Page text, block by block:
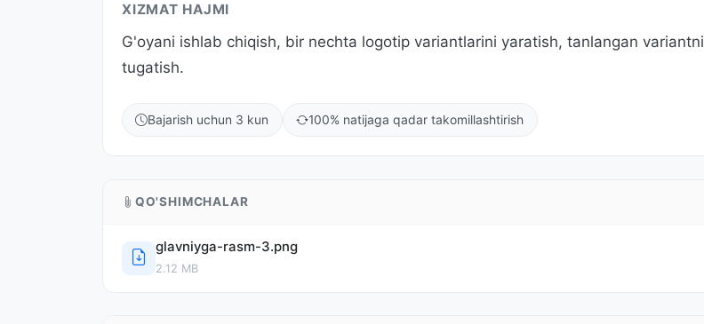
XIZMAT HAJMI
G'oyani ishlab chiqish, bir nechta logotip variantlarini yaratish, tanlangan variantni
tugatish.
Bajarish uchun 3 kun 100% natijaga qadar takomillashtirish
QO'SHIMCHALAR
glavniyga-rasm-3.png
2.12 MB